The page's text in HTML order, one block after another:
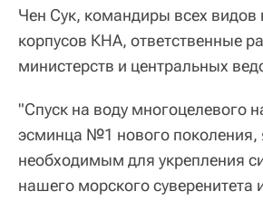
Чен Сук, командиры всех видов
корпусов КНА, ответственные
министерств и центральных
"Спуск на воду многоцелевого
эсминца №1 нового поколения,
необходимым для укрепления
нашего морского суверенитета